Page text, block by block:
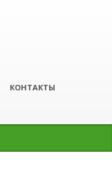
КОНТАКТЫ